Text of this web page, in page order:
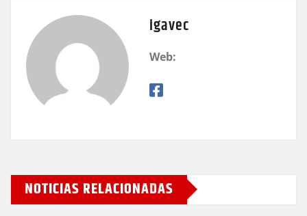
igavec
Web:
NOTICIAS RELACIONADAS